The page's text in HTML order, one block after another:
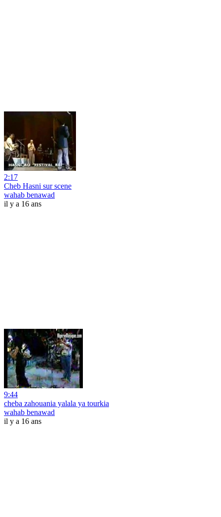
2:17
Cheb Hasni sur scene
wahab benawad
il y a 16 ans
9:44
cheba zahouania yalala ya tourkia
wahab benawad
il y a 16 ans